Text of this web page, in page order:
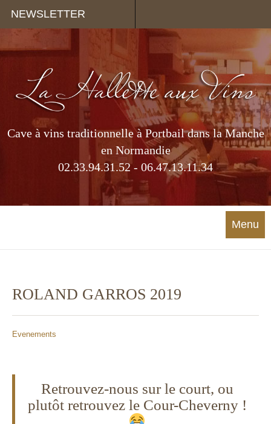
NEWSLETTER
Cave à vins traditionnelle à Portbail dans la Manche
en Normandie
02.33.94.31.52 - 06.47.13.11.34
Menu
ROLAND GARROS 2019
Evenements
Retrouvez-nous sur le court, ou
plutôt retrouvez le Cour-Cheverny !
Panneau de gestion des cookies